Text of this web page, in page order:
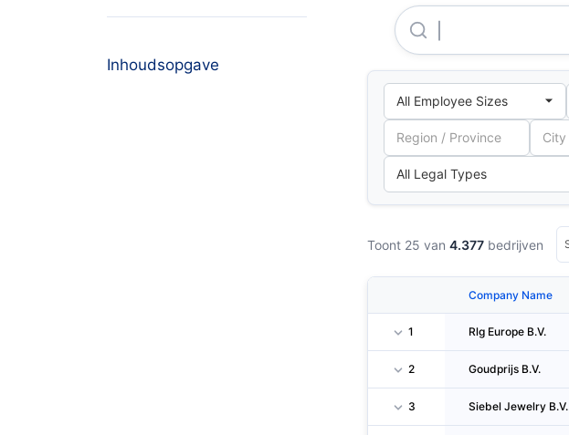
Inhoudsopgave
Toont 25 van 4.377 bedrijven
Company Name
1 Rlg Europe B.V.
2 Goudprijs B.V.
3 Siebel Jewelry B.V.